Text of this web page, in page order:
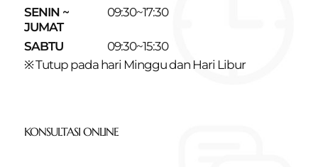
SENIN ~
JUMAT
09:30~17:30
SABTU
09:30~15:30
※ Tutup pada hari Minggu dan Hari Libur
KONSULTASI ONLINE